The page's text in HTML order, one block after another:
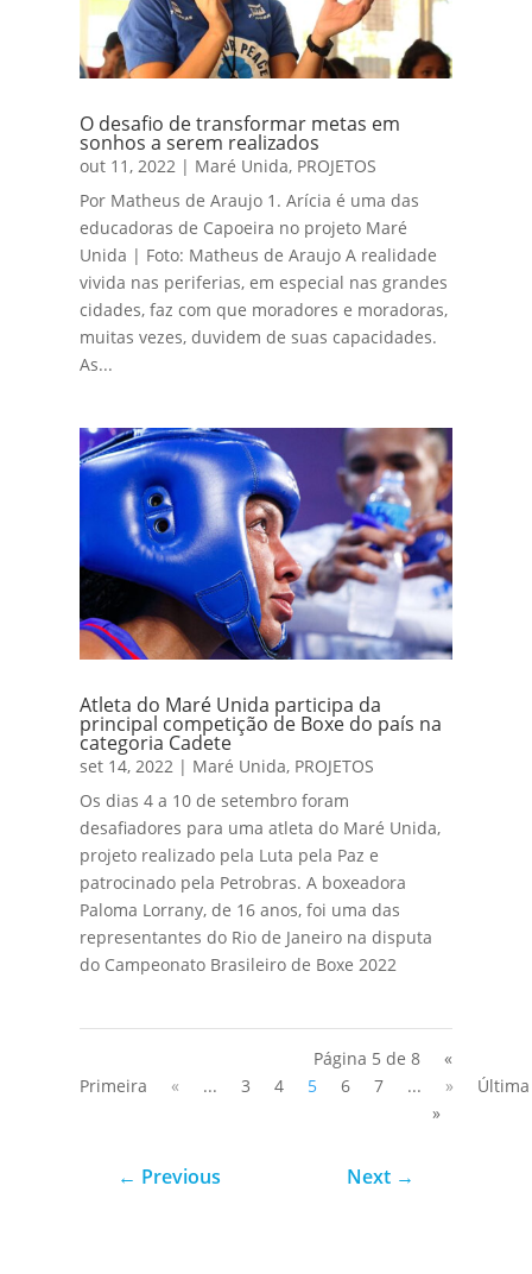
O desafio de transformar metas em
sonhos a serem realizados
out 11, 2022 | Maré Unida, PROJETOS
Por Matheus de Araujo 1. Arícia é uma das
educadoras de Capoeira no projeto Maré
Unida | Foto: Matheus de Araujo A realidade
vivida nas periferias, em especial nas grandes
cidades, faz com que moradores e moradoras,
muitas vezes, duvidem de suas capacidades.
As...
Atleta do Maré Unida participa da
principal competição de Boxe do país na
categoria Cadete
set 14, 2022 | Maré Unida, PROJETOS
Os dias 4 a 10 de setembro foram
desafiadores para uma atleta do Maré Unida,
projeto realizado pela Luta pela Paz e
patrocinado pela Petrobras. A boxeadora
Paloma Lorrany, de 16 anos, foi uma das
representantes do Rio de Janeiro na disputa
do Campeonato Brasileiro de Boxe 2022
Página 5 de 8
«
Primeira
« ... 3 4 5 6 7 ... »
Última
»
← Previous Next →